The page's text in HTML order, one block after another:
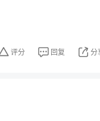
评分 回复 分